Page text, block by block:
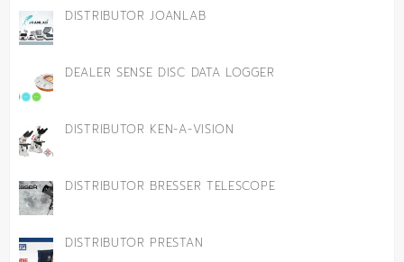
DISTRIBUTOR JOANLAB
DEALER SENSE DISC DATA LOGGER
DISTRIBUTOR KEN-A-VISION
DISTRIBUTOR BRESSER TELESCOPE
DISTRIBUTOR PRESTAN